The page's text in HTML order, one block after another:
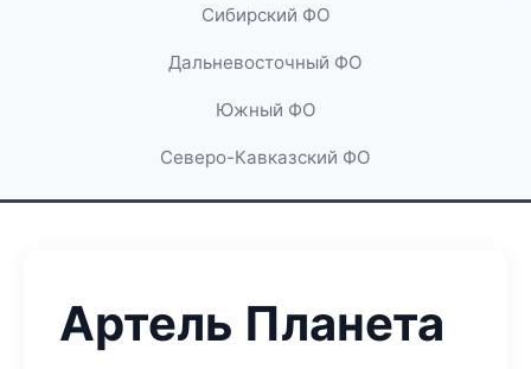
Сибирский ФО
Дальневосточный ФО
Южный ФО
Северо-Кавказский ФО
Артель Планета